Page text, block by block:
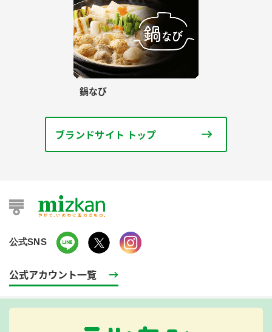
鍋なび
ブランドサイト トップ
公式SNS
公式アカウント一覧